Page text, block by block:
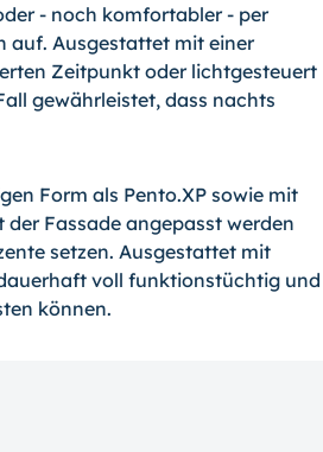
- noch komfortabler - per
auf. Ausgestattet mit einer
Zeitpunkt oder lichtgesteuert
gewährleistet, dass nachts
Form als Pento.XP sowie mit
der Fassade angepasst werden
setzen. Ausgestattet mit
voll funktionstüchtig und
können.